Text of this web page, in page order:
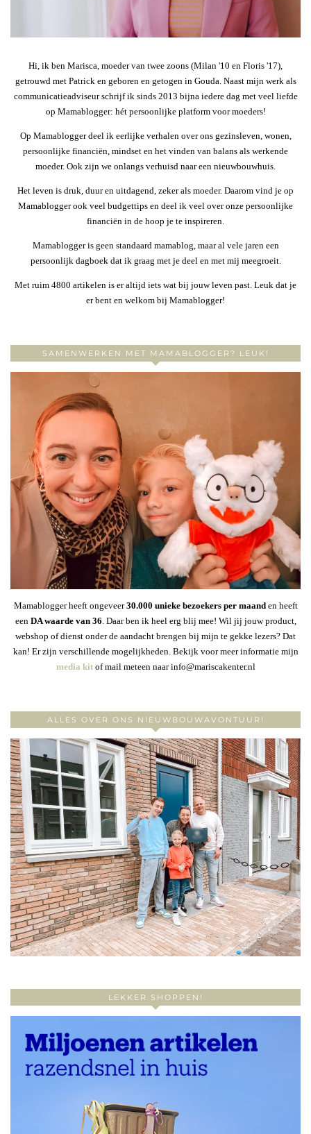
Hi, ik ben Marisca, moeder van twee zoons (Milan '10 en Floris '17),
getrouwd met Patrick en geboren en getogen in Gouda. Naast mijn werk als
communicatieadviseur schrijf ik sinds 2013 bijna iedere dag met veel liefde
op Mamablogger: hét persoonlijke platform voor moeders!
Op Mamablogger deel ik eerlijke verhalen over ons gezinsleven, wonen,
persoonlijke financiën, mindset en het vinden van balans als werkende
moeder. Ook zijn we onlangs verhuisd naar een nieuwbouwhuis.
Het leven is druk, duur en uitdagend, zeker als moeder. Daarom vind je op
Mamablogger ook veel budgettips en deel ik veel over onze persoonlijke
financiën in de hoop je te inspireren.
Mamablogger is geen standaard mamablog, maar al vele jaren een
persoonlijk dagboek dat ik graag met je deel en met mij meegroeit.
Met ruim 4800 artikelen is er altijd iets wat bij jouw leven past. Leuk dat je
er bent en welkom bij Mamablogger!
SAMENWERKEN MET MAMABLOGGER? LEUK!
Mamablogger heeft ongeveer30.000 unieke bezoekers per maanden heeft
een DA waarde van 36. Daar ben ik heel erg blij mee! Wil jij jouw product,
webshop of dienst onder de aandacht brengen bij mijn te gekke lezers? Dat
kan! Er zijn verschillende mogelijkheden. Bekijk voor meer informatie mijn
media kitof mail meteen naar info@mariscakenter.nl
ALLES OVER ONS NIEUWBOUWAVONTUUR!
LEKKER SHOPPEN!